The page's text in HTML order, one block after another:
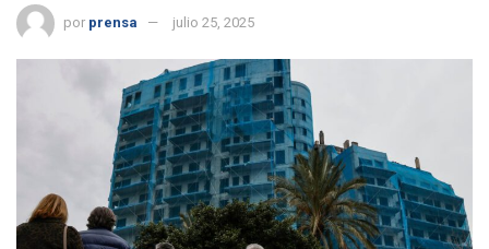
por prensa julio 25, 2025